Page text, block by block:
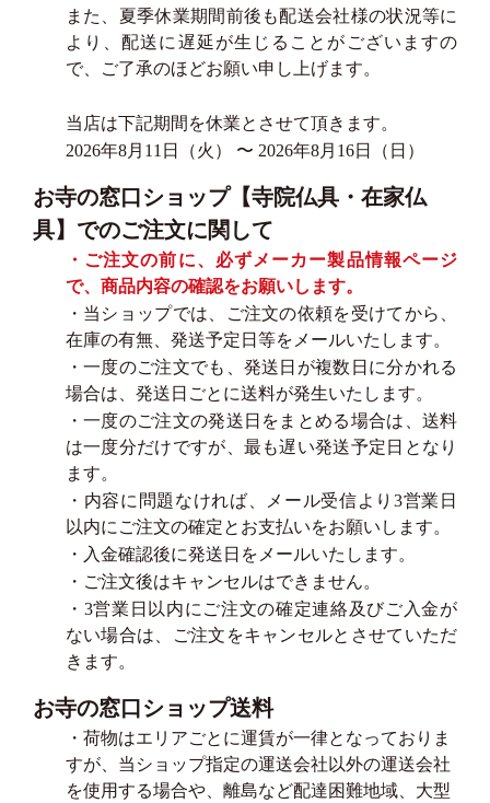
また、夏季休業期間前後も配送会社様の状況等に
より、配送に遅延が生じることがございますの
で、ご了承のほどお願い申し上げます。
当店は下記期間を休業とさせて頂きます。
2026年8月11日（火） 〜 2026年8月16日（日）
お寺の窓口ショップ【寺院仏具・在家仏
具】でのご注文に関して
・ご注文の前に、必ずメーカー製品情報ページ
で、商品内容の確認をお願いします。
・当ショップでは、ご注文の依頼を受けてから、
在庫の有無、発送予定日等をメールいたします。
・一度のご注文でも、発送日が複数日に分かれる
場合は、発送日ごとに送料が発生いたします。
・一度のご注文の発送日をまとめる場合は、送料
は一度分だけですが、最も遅い発送予定日となり
ます。
・内容に問題なければ、メール受信より3営業日
以内にご注文の確定とお支払いをお願いします。
・入金確認後に発送日をメールいたします。
・ご注文後はキャンセルはできません。
・3営業日以内にご注文の確定連絡及びご入金が
ない場合は、ご注文をキャンセルとさせていただ
きます。
お寺の窓口ショップ送料
・荷物はエリアごとに運賃が一律となっておりま
すが、当ショップ指定の運送会社以外の運送会社
を使用する場合や、離島など配達困難地域、大型